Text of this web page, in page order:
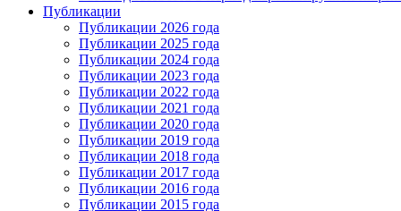
Публикации
Публикации 2026 года
Публикации 2025 года
Публикации 2024 года
Публикации 2023 года
Публикации 2022 года
Публикации 2021 года
Публикации 2020 года
Публикации 2019 года
Публикации 2018 года
Публикации 2017 года
Публикации 2016 года
Публикации 2015 года